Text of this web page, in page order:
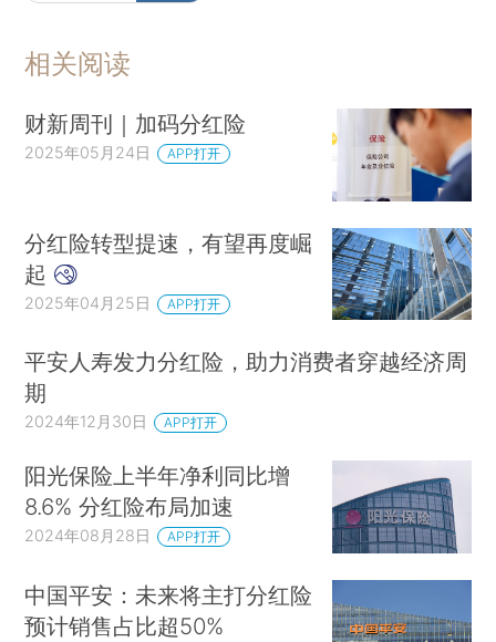
相关阅读
财新周刊｜加码分红险
2025年05月24日 APP打开
分红险转型提速，有望再度崛
起
2025年04月25日 APP打开
平安人寿发力分红险，助力消费者穿越经济周
期
2024年12月30日 APP打开
阳光保险上半年净利同比增
8.6% 分红险布局加速
2024年08月28日 APP打开
中国平安：未来将主打分红险
预计销售占比超50%